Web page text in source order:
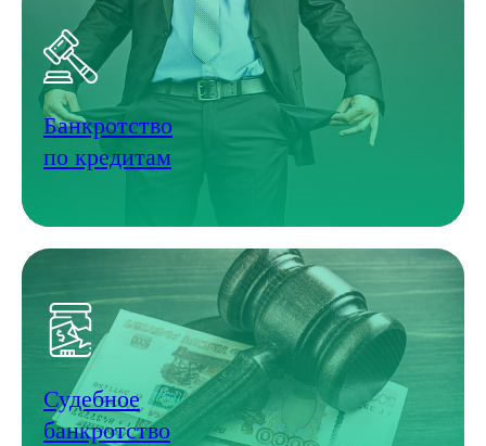
Банкротство
по кредитам
Судебное
банкротство